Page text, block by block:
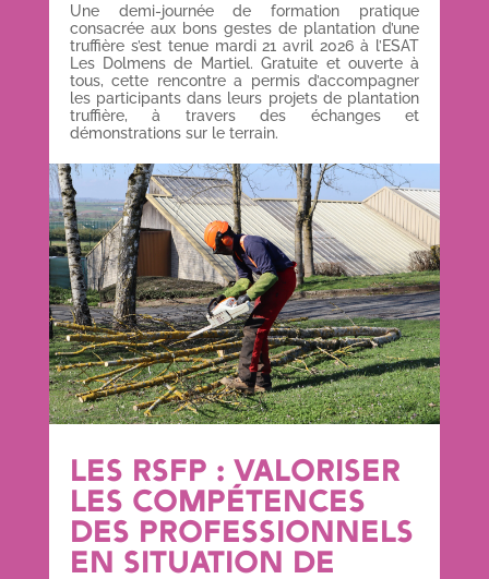
Une demi-journée de formation pratique
consacrée aux bons gestes de plantation d’une
truffière s’est tenue mardi 21 avril 2026 à l’ESAT
Les Dolmens de Martiel. Gratuite et ouverte à
tous, cette rencontre a permis d’accompagner
les participants dans leurs projets de plantation
truffière, à travers des échanges et
démonstrations sur le terrain.
LES RSFP : VALORISER
LES COMPÉTENCES
DES PROFESSIONNELS
EN SITUATION DE